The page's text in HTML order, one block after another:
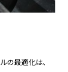
の最適化は、